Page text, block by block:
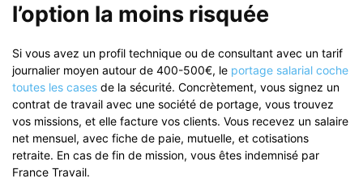
l’option la moins risquée
Si vous avez un profil technique ou de consultant avec un tarif
journalier moyen autour de 400-500€, le portage salarial coche
toutes les cases de la sécurité. Concrètement, vous signez un
contrat de travail avec une société de portage, vous trouvez
vos missions, et elle facture vos clients. Vous recevez un salaire
net mensuel, avec fiche de paie, mutuelle, et cotisations
retraite. En cas de fin de mission, vous êtes indemnisé par
France Travail.